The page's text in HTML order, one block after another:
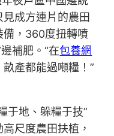
成方連片的農田
備，360度扭轉噴
補肥。“在包養網
產都能過噸糧！”
于地、躲糧于技”
尺度農田扶植，